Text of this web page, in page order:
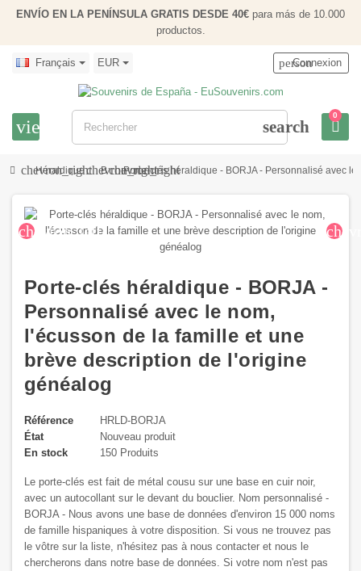
ENVÍO EN LA PENÍNSULA GRATIS DESDE 40€ para más de 10.000
productos.
Français EUR
view_headline search
person
Connexion
0
chevron_right
Héraldique chevron_right
Bchevron_right
Porte-clés héraldique - BORJA - Personnalisé avec
chevron_left
Porte-clés héraldique - BORJA -
Personnalisé avec le nom,
l'écusson de la famille et une
brève description de l'origine
généalog
Référence
HRLD-BORJA
État
Nouveau produit
En stock
150 Produits
Le porte-clés est fait de métal cousu sur une base en cuir noir,
avec un autocollant sur le devant du bouclier. Nom personnalisé -
BORJA - Nous avons une base de données d'environ 15 000 noms
de famille hispaniques à votre disposition. Si vous ne trouvez pas
le vôtre sur la liste, n'hésitez pas à nous contacter et nous le
chercherons dans notre base de données. Si votre nom n'est pas